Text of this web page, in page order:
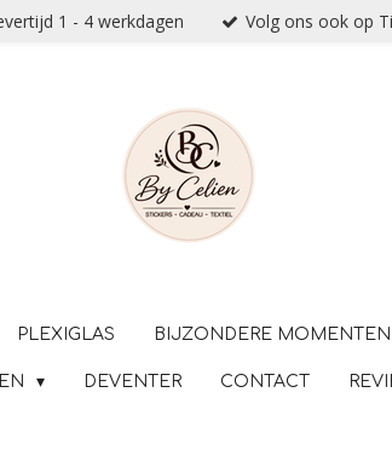
1 - 4 werkdagen Volg ons ook op
PLEXIGLAS BIJZONDERE MOMENTEN
DEVENTER CONTACT